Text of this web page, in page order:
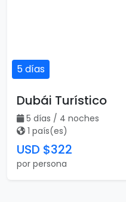
5 días
Dubái Turístico
5 días / 4 noches
1 país(es)
USD $322
por persona